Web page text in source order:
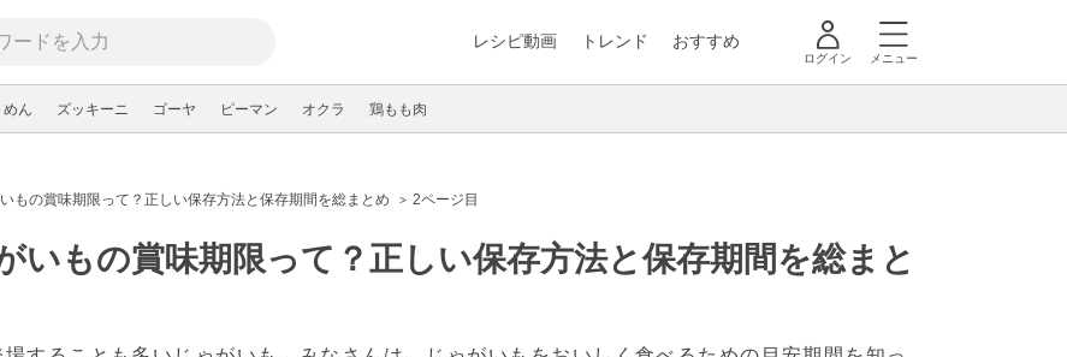
レシピ動画 トレンド おすすめ
ログイン メニュー
めん ズッキーニ ゴーヤ ピーマン オクラ 鶏もも肉
もの賞味期限って？正しい保存方法と保存期間を総まとめ 2ページ目
いもの賞味期限って？正しい保存方法と保存期間を総まと